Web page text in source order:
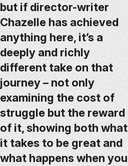
but if director-writer
Chazelle has achieved
anything here, it’s a
deeply and richly
different take on that
journey – not only
examining the cost of
struggle but the reward
of it, showing both what
it takes to be great and
what happens when you